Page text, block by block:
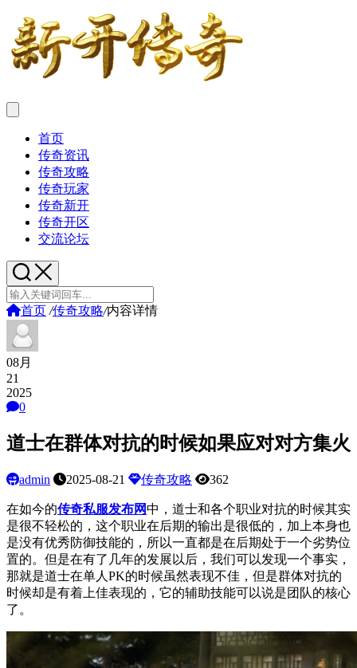
首页
传奇资讯
传奇攻略
传奇玩家
传奇新开
传奇开区
交流论坛
首页 /传奇攻略/内容详情
08月
21
2025
0
道士在群体对抗的时候如果应对对方集火
admin 2025-08-21 传奇攻略 362
在如今的传奇私服发布网中，道士和各个职业对抗的时候其实
是很不轻松的，这个职业在后期的输出是很低的，加上本身也
是没有优秀防御技能的，所以一直都是在后期处于一个劣势位
置的。但是在有了几年的发展以后，我们可以发现一个事实，
那就是道士在单人PK的时候虽然表现不佳，但是群体对抗的
时候却是有着上佳表现的，它的辅助技能可以说是团队的核心
了。